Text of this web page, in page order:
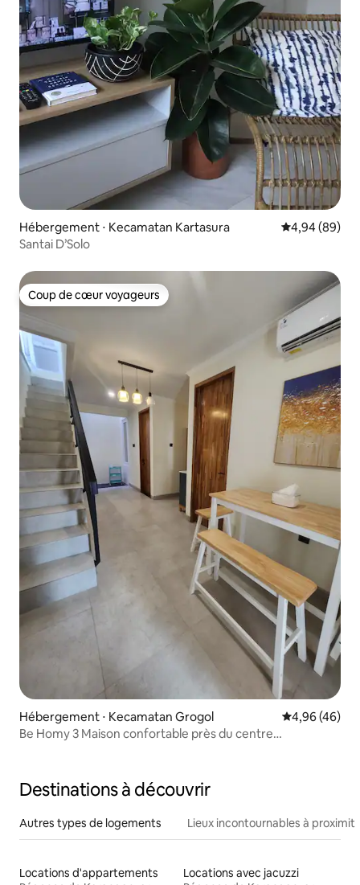
Hébergement ⋅ Kecamatan Kartasura Évaluation
4,94 (89)
Santai D’Solo
Coup de cœur voyageurs
Coup de cœur voyageurs
Hébergement ⋅ Kecamatan Grogol Évaluation
4,96 (46)
Be Homy 3 Maison confortable près du centre
Destinations à découvrir
Autres types de logements Lieux incontournables à
Locations d'appartements
Locations avec jacuzzi